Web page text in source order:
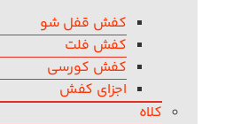
کفش قفل شو
کفش فلت
کفش کورسی
اجزای کفش
کلاه